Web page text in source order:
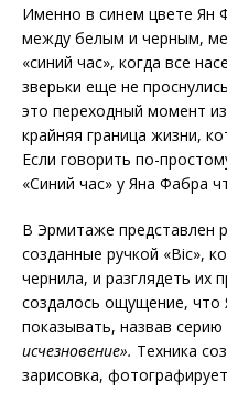
Именно в синем цвете Ян
между белым и черным,
«синий час», когда все
зверьки еще не
это переходный момент
крайняя граница жизни,
Если говорить по-
«Синий час» у Яна Фабра
В Эрмитаже представлен
созданные ручкой «Bic»,
чернила, и разглядеть их
создалось ощущение, что
показывать, назвав серию
исчезновение». Техника
зарисовка,